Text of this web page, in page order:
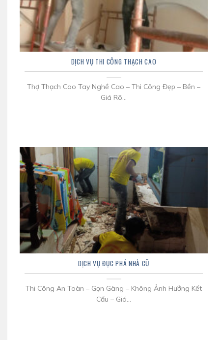
DỊCH VỤ THI CÔNG THẠCH CAO
Thợ Thạch Cao Tay Nghề Cao – Thi Công Đẹp – Bền –
Giá Rõ...
DỊCH VỤ ĐỤC PHÁ NHÀ CŨ
Thi Công An Toàn – Gọn Gàng – Không Ảnh Hưởng Kết
Cấu – Giá...